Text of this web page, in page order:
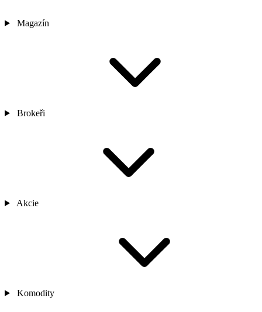
Magazín
Brokeři
Akcie
Komodity